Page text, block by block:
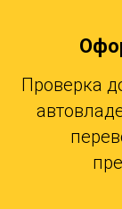
Проверка